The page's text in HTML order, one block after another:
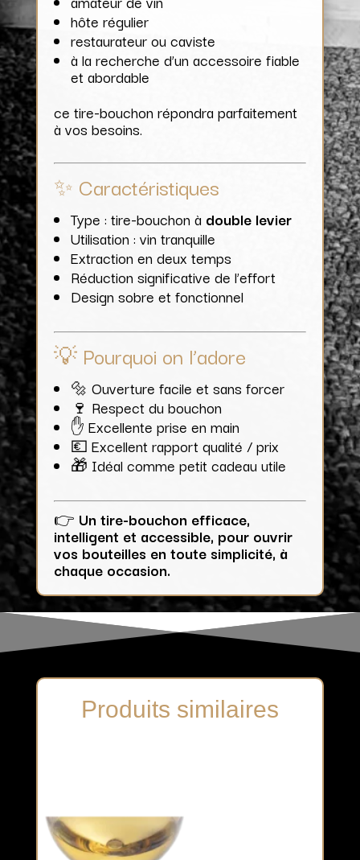
hôte régulier
restaurateur ou caviste
à la recherche d’un accessoire fiable
et abordable
ce tire-bouchon répondra parfaitement
à vos besoins.
✨ Caractéristiques
Type : tire-bouchon à double levier
Utilisation : vin tranquille
Extraction en deux temps
Réduction significative de l’effort
Design sobre et fonctionnel
💡 Pourquoi on l’adore
🔩 Ouverture facile et sans forcer
🍷 Respect du bouchon
✋ Excellente prise en main
💶 Excellent rapport qualité / prix
🎁 Idéal comme petit cadeau utile
👉 Un tire-bouchon efficace,
intelligent et accessible, pour ouvrir
vos bouteilles en toute simplicité, à
chaque occasion.
Produits similaires